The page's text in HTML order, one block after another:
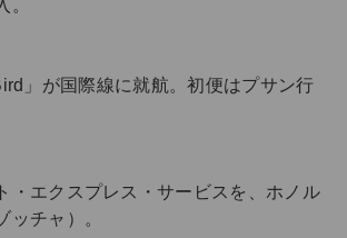
。
」が国際線に就航。初便はプサン行
・エクスプレス・サービスを、ホノル
ッチャ）。